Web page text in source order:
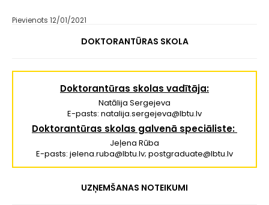
Pievienots 12/01/2021
DOKTORANTŪRAS SKOLA
Doktorantūras skolas vadītāja:
Natālija Sergejeva
E-pasts: natalija.sergejeva@lbtu.lv
Doktorantūras skolas galvenā speciāliste:
Jeļena Rūba
E-pasts: jelena.ruba@lbtu.lv; postgraduate@lbtu.lv
UZŅEMŠANAS NOTEIKUMI